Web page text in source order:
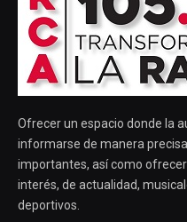
Ofrecer un espacio donde la
informarse de manera
importantes, así como
interés, de actualidad,
deportivos.